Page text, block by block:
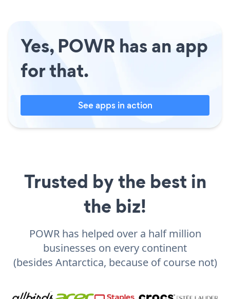
Yes, POWR has an app
for that.
See apps in action
Trusted by the best in
the biz!
POWR has helped over a half million
businesses on every continent
(besides Antarctica, because of course not)